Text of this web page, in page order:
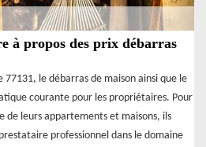
à propos des prix débarras
77131, le débarras de maison ainsi que le
courante pour les propriétaires. Pour
leurs appartements et maisons, ils
professionnel dans le domaine